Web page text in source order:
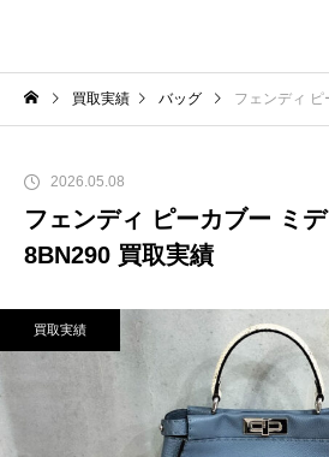
買取実績 バッグ フェンディ ピーカブ
2026.05.08
フェンディ ピーカブー ミ
8BN290 買取実績
買取実績